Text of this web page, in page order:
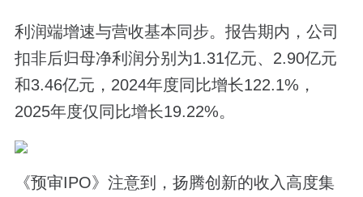
利润端增速与营收基本同步。报告期内，公司
扣非后归母净利润分别为1.31亿元、2.90亿元
和3.46亿元，2024年度同比增长122.1%，
2025年度仅同比增长19.22%。
《预审IPO》注意到，扬腾创新的收入高度集